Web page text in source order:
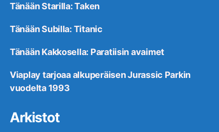
Tänään Starilla: Taken
Tänään Subilla: Titanic
Tänään Kakkosella: Paratiisin avaimet
Viaplay tarjoaa alkuperäisen Jurassic Parkin
vuodelta 1993
Arkistot